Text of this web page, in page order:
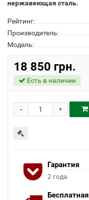
нержавеющая сталь.
Рейтинг:
Производитель:
Модель:
18 850 грн.
Есть в наличии
+
-
Гарантия
2 года
Бесплатная